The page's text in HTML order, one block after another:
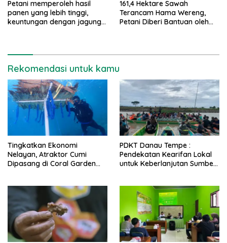
Petani memperoleh hasil
panen yang lebih tinggi,
keuntungan dengan jagung
161,4 Hektare Sawah
Terancam Hama Wereng,
Petani Diberi Bantuan oleh
Rekomendasi untuk kamu
Tingkatkan Ekonomi
Nelayan, Atraktor Cumi
Dipasang di Coral Garden
PDKT Danau Tempe :
Pendekatan Kearifan Lokal
untuk Keberlanjutan Sumber